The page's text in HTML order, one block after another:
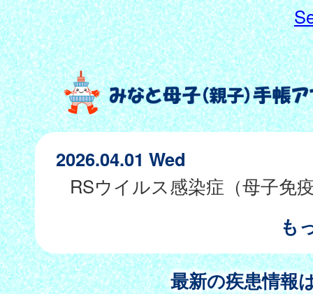
2026.04.01 Wed
も
最新の疾患情報